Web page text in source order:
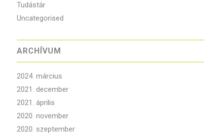
Tudástár
Uncategorised
ARCHÍVUM
2024. március
2021. december
2021. április
2020. november
2020. szeptember